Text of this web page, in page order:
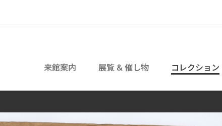
来館案内 展覧 & 催し物 コレクション